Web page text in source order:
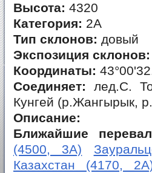
Высота: 4320
Категория: 2А
Тип склонов: довый
Экспозиция склонов:
Координаты:
Соединяет: лед.С.
Кунгей (р.Жангырык,
Описание:
Ближайшие
(4500, 3А)
Казахстан (4170,